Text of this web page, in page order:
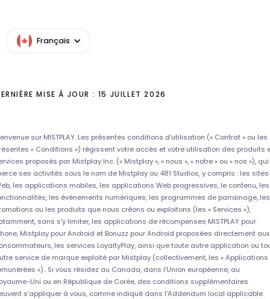
Français
MISE À JOUR : 15 JUILLET 2026
sur MISTPLAY. Les présentes conditions d’utilisation (« Contrat » ou les
« Conditions ») régissent votre accès et votre utilisation des produits
proposés par Mistplay Inc. (« Mistplay », « nous », « notre » ou « nos »), qui
ses activités sous le nom de Mistplay ou 481 Studios, y compris : les sites
les applications mobiles, les applications Web progressives, le contenu, les
les événements numériques, les programmes de parrainage, les
ou les produits que nous créons ou exploitons (les « Services »),
sans s'y limiter, les applications de récompenses MISTPLAY pour
Mistplay pour Android et Bonuzz pour Android proposées directement aux
les services LoyaltyPlay, ainsi que toute autre application ou
service de marque exploité par Mistplay (collectivement, les « Applications
»).. Si vous résidez au Canada, dans l’Union européenne, au
Uni ou en République de Corée, des conditions supplémentaires
s’appliquer à vous, comme indiqué dans l’Addendum local applicable